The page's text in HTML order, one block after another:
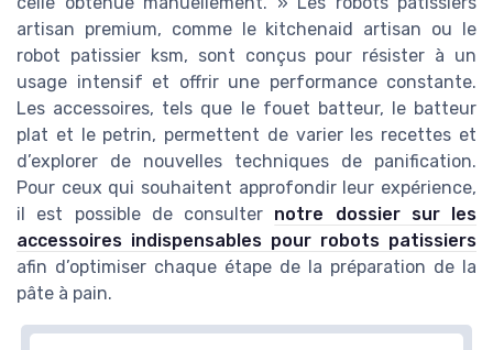
artisan premium, comme le kitchenaid artisan ou le
robot patissier ksm, sont conçus pour résister à un
usage intensif et offrir une performance constante.
Les accessoires, tels que le fouet batteur, le batteur
plat et le petrin, permettent de varier les recettes et
d’explorer de nouvelles techniques de panification.
Pour ceux qui souhaitent approfondir leur expérience,
il est possible de consulter notre dossier sur les
accessoires indispensables pour robots patissiers
afin d’optimiser chaque étape de la préparation de la
pâte à pain.